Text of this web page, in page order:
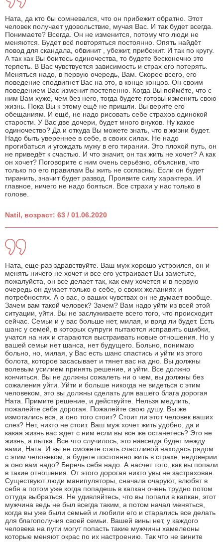
Ната, да кто бы сомневался, что он прибежит обратно. Этот
человек получает удовольствие, мучая Вас. И так будет всегда.
Понимаете? Всегда. Он не изменится, потому что люди не
меняются. Будет всё повторяться постоянно. Опять найдёт
повод для скандала, обвинит , убежит, прибежит. И так по кругу.
А так как Вы боитесь одиночества, то будете бесконечно это
терпеть. В Вас чувствуется зависимость и страх его потерять.
Меняться надо, в первую очередь, Вам. Скорее всего, его
поведение сподвигнет Вас на это, в конце концов. Он своим
поведением Вас изменит постепенно. Когда Вы поймёте, что с
ним Вам хуже, чем без него, тогда будете готовы изменить свою
жизнь. Пока Вы к этому ещё не пришли. Вы верите его
обещаниям. И ещё, не надо рисовать себе страхов одинокой
старости. У Вас две дочери, будет много внуков. Ну какое
одиночество? Да и откуда Вы можете знать, что в жизни будет.
Надо быть увереннее в себе, в своих силах. Не надо
прогибаться и угождать мужу в его тирании. Это плохой путь, он
не приведёт к счастью. И что значит, он так жить не хочет? А как
он хочет? Поговорите с ним очень серьёзно, объяснив, что
только по его правилам Вы жить не согласны. Если он будет
тиранить, значит будет развод. Проявите силу характера. И
главное, ничего не надо бояться. Все страхи у нас только в
голове.
Natil, возраст: 63 / 01.06.2020
Ната, еще раз здравствуйте. Ваш муж хорошо устроился, он и
менять ничего не хочет и все его устраивает Вы заметьте,
пожалуйста, он все делает так, как ему хочется и в первую
очередь он думает только о себе, о своих желаниях и
потребностях. А о вас, о ваших чувствах он не думает вообще.
Зачем вам такой человек? Зачем? Вам надо уйти из всей этой
ситуации, уйти. Вы не заслуживаете всего того, что происходит
сейчас. Семьи и у вас больше нет, милая, и вряд ли будет. Есть
шанс у семей, в которых супруги пытаются исправить ошибки,
учатся на них и стараются выстраивать новые отношения. Но у
вашей семьи нет шанса, нет будущего. Больно, понимаю
больно, но, милая, у Вас есть шанс спастись и уйти из этого
болота, которое засасывает и тянет вас на дно. Вы должны
волевым усилием принять решение, и уйти. Все должно
кончиться. Вы не должны сожалеть ни о чем, вы должны без
сожаления уйти. Уйти и больше никогда не видеться с этим
человеком, это вы должны сделать для вашего блага дорогая
Ната. Примите решение, и действуйте. Нельзя медлить,
пожалейте себя дорогая. Пожалейте свою душу. Вы же
измотались вся, а оно того стоит? Стоит ли этот человек ваших
слез? Нет, никто не стоит. Ваш муж хочет жить удобно, да и
какая жизнь вас ждет с ним если вы все же останетесь? Это не
жизнь, а пытка. Все что случилось, это навсегда будет между
вами, Ната. И вы не сможете стать счастливой находясь рядом
с этим человеком, а будете постоянно жить в страхе, недоверии
а оно вам надо? Беречь себя надо. А насчет того, как вы попали
в такие отношения. От этого дорогая никто увы не застрахован.
Существуют люди манипуляторы, сначала очаруют, влюбят в
себя а потом уже когда попадешь в капкан очень трудно потом
оттуда выбраться. Не удивляйтесь, что вы попали в капкан, этот
мужчина ведь не был всегда таким, а потом начал меняться,
когда вы уже были семьей и любили его и старались все делать
для благополучия своей семьи. Вашей вины нет, у каждого
человека на пути могут попасть такие мужчины хамелеоны
которые меняют окрас по их настроению. Так что не вините